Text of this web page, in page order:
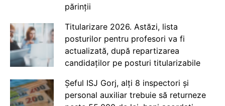
părinții
Titularizare 2026. Astăzi, lista
posturilor pentru profesori va fi
actualizată, după repartizarea
candidaților pe posturi titularizabile
Șeful ISJ Gorj, alți 8 inspectori și
personal auxiliar trebuie să returneze